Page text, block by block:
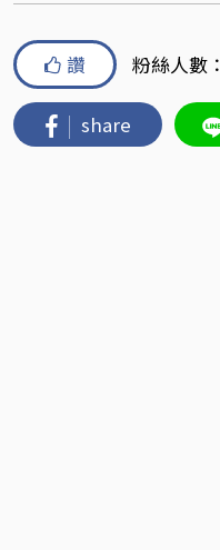
讚 粉絲人數：
share